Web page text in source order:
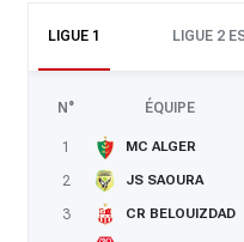
LIGUE 1 LIGUE 2
N° ÉQUIPE
1 MC ALGER
2
JS SAOURA
3
CR BELOUIZDAD